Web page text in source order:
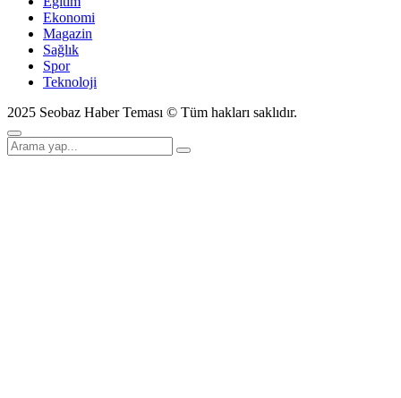
Ekonomi
Magazin
Sağlık
Spor
Teknoloji
2025 Seobaz Haber Teması © Tüm hakları saklıdır.